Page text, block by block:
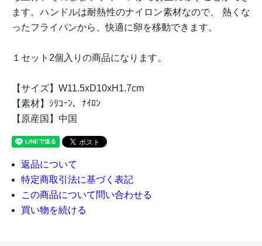
ます。ハンドルは耐熱性のナイロン素材なので、 熱くな
ったフライパンから、快適に卵を移動できます。
１セット2個入りの商品になります。
【サイズ】W11.5xD10xH1.7cm
【素材】ｼﾘｺｰﾝ、ﾅｲﾛﾝ
【原産国】中国
返品について
特定商取引法に基づく表記
この商品について問い合わせる
買い物を続ける